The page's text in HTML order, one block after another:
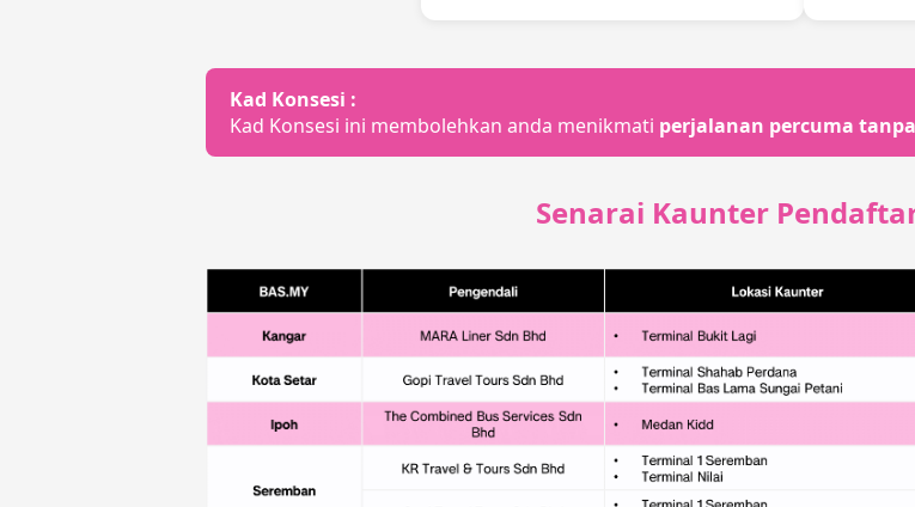
Kad Konsesi :
Kad Konsesi ini membolehkan anda menikmati perjalanan percuma
Senarai Kaunter